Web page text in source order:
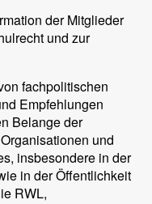
der Mitglieder
und zur
fachpolitischen
Empfehlungen
Belange der
und
insbesondere in der
in der Öffentlichkeit
RWL,